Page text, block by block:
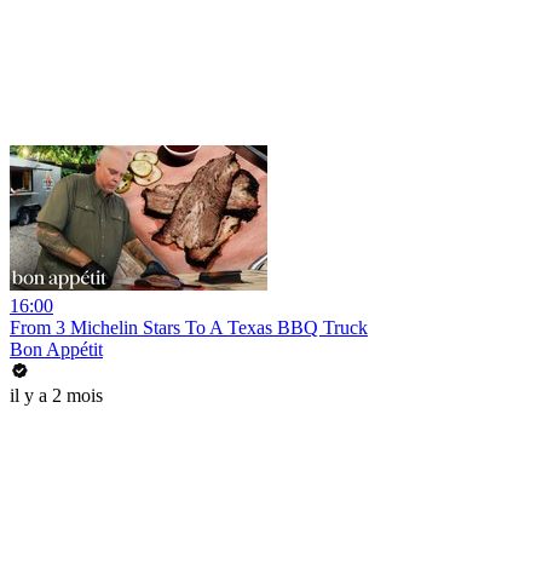
16:00
From 3 Michelin Stars To A Texas BBQ Truck
Bon Appétit
il y a 2 mois